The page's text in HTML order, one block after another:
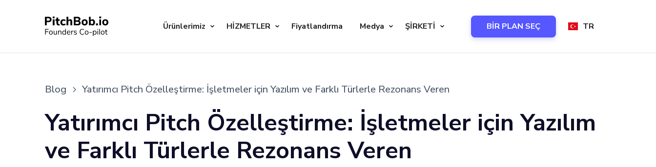
Ürünlerimiz HİZMETLER Fiyatlandırma Medya ŞİRKETİ BİR PLAN SEÇ TR
Blog Yatırımcı Pitch Özelleştirme: İşletmeler için Yazılım ve Farklı Türlerle Rezonans Veren
Yatırımcı Pitch Özelleştirme: İşletmeler için Yazılım
ve Farklı Türlerle Rezonans Veren